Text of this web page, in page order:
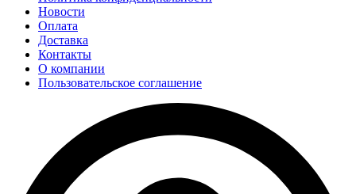
Новости
Оплата
Доставка
Контакты
О компании
Пользовательское соглашение